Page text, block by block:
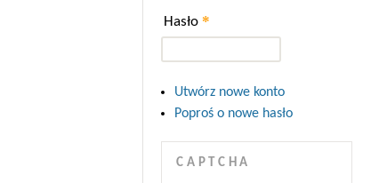
Hasło *
Utwórz nowe konto
Poproś o nowe hasło
CAPTCHA